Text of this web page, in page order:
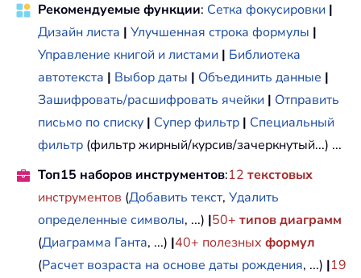
Рекомендуемые функции: Сетка фокусировки |
Дизайн листа | Улучшенная строка формулы |
Управление книгой и листами | Библиотека
автотекста | Выбор даты | Объединить данные |
Зашифровать/расшифровать ячейки | Отправить
письмо по списку | Супер фильтр | Специальный
фильтр (фильтр жирный/курсив/зачеркнутый...) ...
Топ15 наборов инструментов:12 текстовых
инструментов (Добавить текст, Удалить
определенные символы, ...) |50+ типов диаграмм
(Диаграмма Ганта, ...) |40+ полезных формул
(Расчет возраста на основе даты рождения, ...) |19